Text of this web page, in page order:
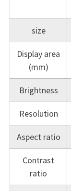
size
Display area
(mm)
Brightness
Resolution
Aspect ratio
Contrast
ratio